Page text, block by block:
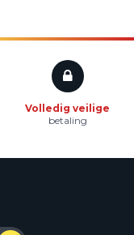
Volledig veilige
betaling